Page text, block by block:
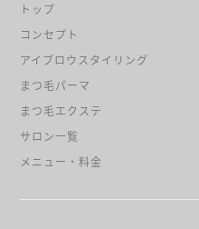
トップ
コンセプト
アイブロウスタイリング
まつ毛パーマ
まつ毛エクステ
サロン一覧
メニュー・料金